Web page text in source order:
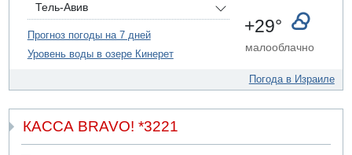
07.08.2026 17:57
Подозреваемый в домогательствах в хостеле - Гильбоа
Дахан
07.08.2026 17:55
коррупционных отношениях с Йоавом Элиаси
Тель-Авив
Прогноз погоды на 7 дней
Уровень воды в озере Кинерет
+29°
малооблачно
Погода в Израиле
КАССА BRAVO! *3221